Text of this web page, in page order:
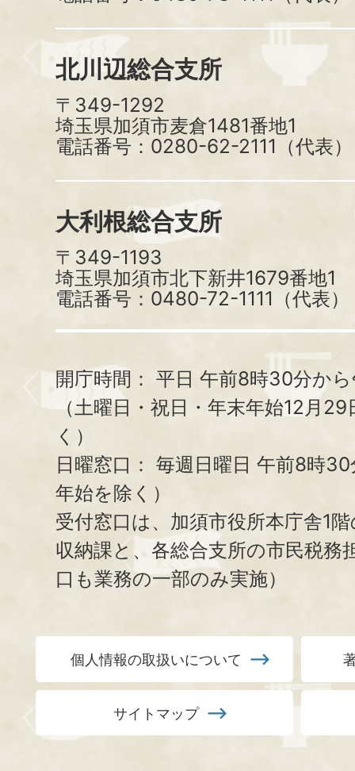
北川辺総合支所
〒349-1292
埼玉県加須市麦倉1481番地1
電話番号：0280-62-2111（代表）
大利根総合支所
〒349-1193
埼玉県加須市北下新井1679番地1
電話番号：0480-72-1111（代表）
開庁時間： 平日 午前8時30分か
（土曜日・祝日・年末年始12月
く）
日曜窓口： 毎週日曜日 午前8時
年始を除く）
受付窓口は、加須市役所本庁舎1
収納課と、 各総合支所の市民税務
口も業務の一部のみ実施）
個人情報の取扱いについて
サイトマップ